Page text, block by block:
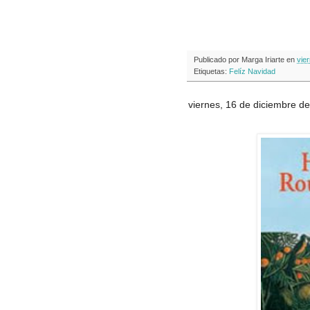
Publicado por Marga Iriarte en
Etiquetas: Felíz Navidad
viernes, 16 de diciembre